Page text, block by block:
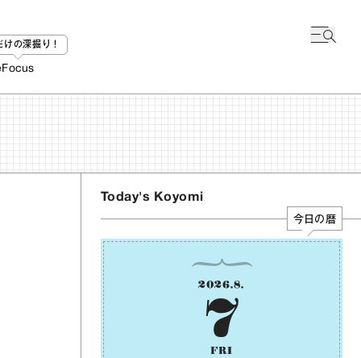
けの深掘り！
Focus
Today's Koyomi
今日の暦
2026.8.
7
FRI